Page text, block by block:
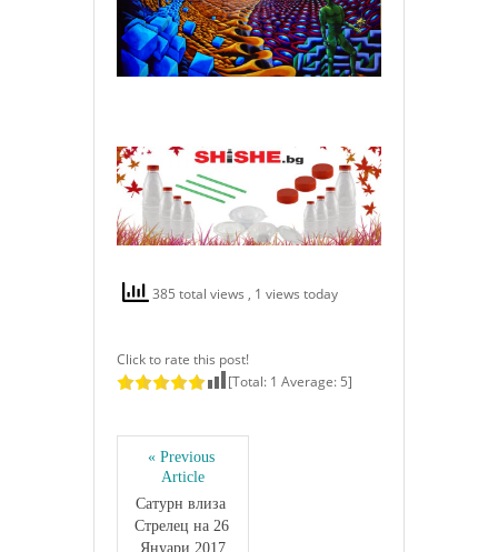
385 total views , 1 views today
Click to rate this post!
[Total: 1 Average: 5]
« Previous
Article
Сатурн влиза
Стрелец на 26
Януари 2017